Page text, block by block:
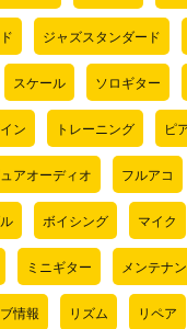
ジャズスタンダード
スケール ソロギター
ン トレーニング ピ
アオーディオ フルアコ
ボイシング マイク
ミニギター メンテナ
情報 リズム リペア